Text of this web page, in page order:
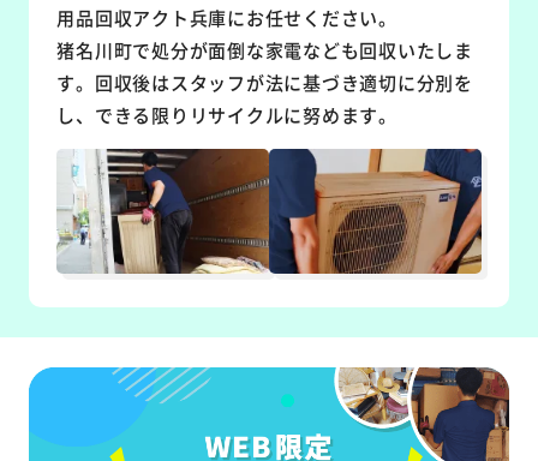
用品回収アクト兵庫にお任せください。
猪名川町で処分が面倒な家電なども回収いたしま
す。回収後はスタッフが法に基づき適切に分別を
し、できる限りリサイクルに努めます。